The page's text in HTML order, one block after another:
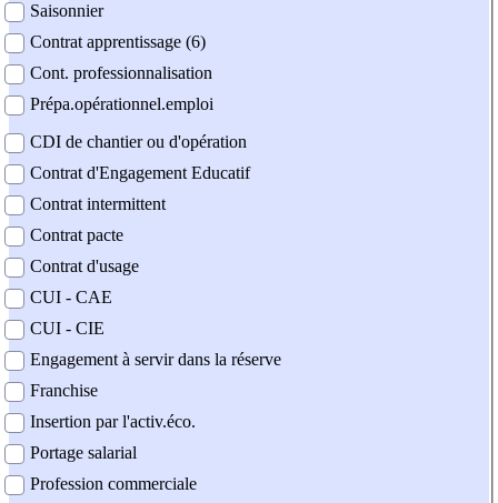
Saisonnier
Contrat apprentissage (6)
Cont. professionnalisation
Prépa.opérationnel.emploi
CDI de chantier ou d'opération
Contrat d'Engagement Educatif
Contrat intermittent
Contrat pacte
Contrat d'usage
CUI - CAE
CUI - CIE
Engagement à servir dans la réserve
Franchise
Insertion par l'activ.éco.
Portage salarial
Profession commerciale